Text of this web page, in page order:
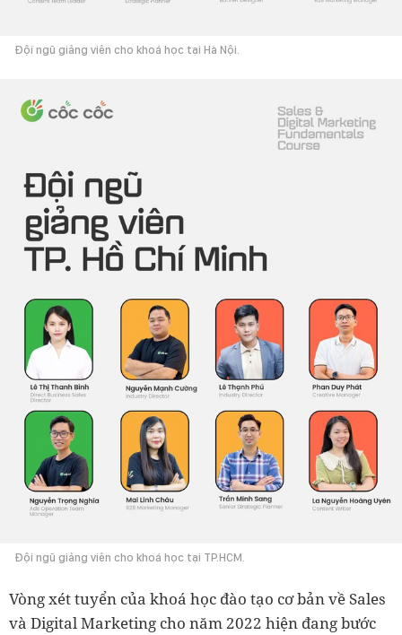
Đội ngũ giảng viên cho khoá học tại Hà Nội.
Đội ngũ giảng viên cho khoá học tại TP.HCM.
Vòng xét tuyển của khoá học đào tạo cơ bản về Sales
và Digital Marketing cho năm 2022 hiện đang bước